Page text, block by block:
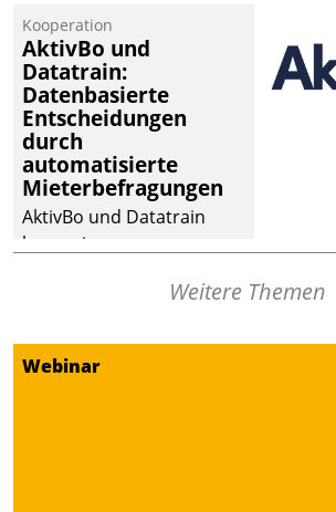
operativen
Instandhaltung in die
SAP-Systemlandschaft
deutscher
Wohnungsunternehmen
– und beschleunigt damit
den Weg vom
Mieteranliegen zum
Dienstleisterauftrag.
Kooperation
AktivBo und
Datatrain:
Datenbasierte
Entscheidungen
durch
automatisierte
Mieterbefragungen
AktivBo und Datatrain
kooperieren –
profitieren: Die nahtlose
von AktivBo und
Datatrain ermöglicht
Weitere Themen
Webinar